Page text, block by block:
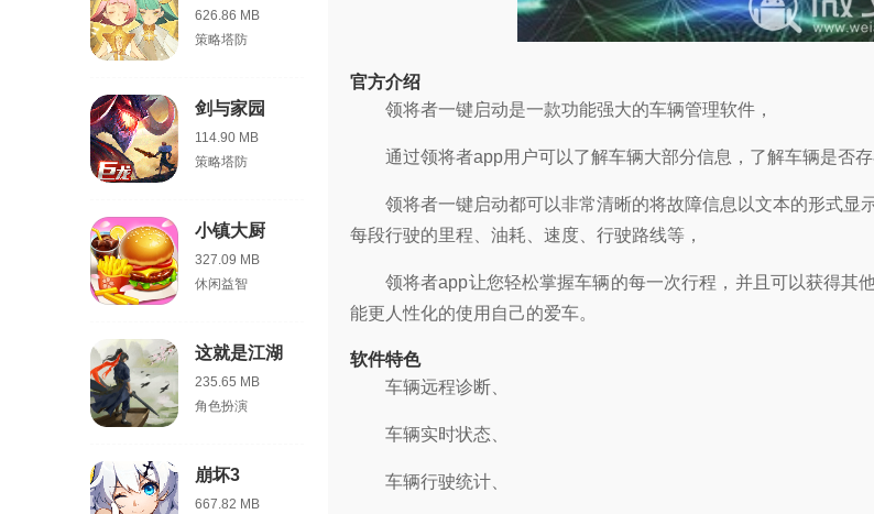
626.86 MB
策略塔防
剑与家园
114.90 MB
策略塔防
小镇大厨
327.09 MB
休闲益智
这就是江湖
235.65 MB
角色扮演
崩坏3
667.82 MB
官方介绍
领将者一键启动是一款功能强大的车辆管理软件，
通过领将者app用户可以了解车辆大部分信息，了解车辆是否存
领将者一键启动都可以非常清晰的将故障信息以文本的形式显
每段行驶的里程、油耗、速度、行驶路线等，
领将者app让您轻松掌握车辆的每一次行程，并且可以获得其
能更人性化的使用自己的爱车。
软件特色
车辆远程诊断、
车辆实时状态、
车辆行驶统计、